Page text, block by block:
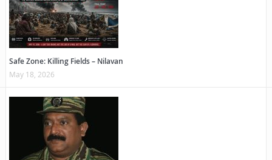
Safe Zone: Killing Fields – Nilavan
May 18, 2026